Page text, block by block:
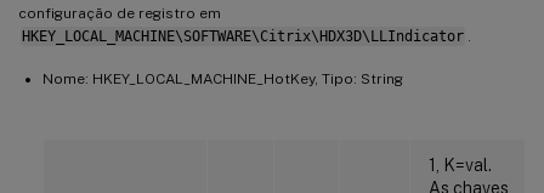
configuração de registro em
HKEY_LOCAL_MACHINE\SOFTWARE\Citrix\HDX3D\LLIndicator .
Nome: HKEY_LOCAL_MACHINE_HotKey, Tipo: String
1, K=val.
As chaves